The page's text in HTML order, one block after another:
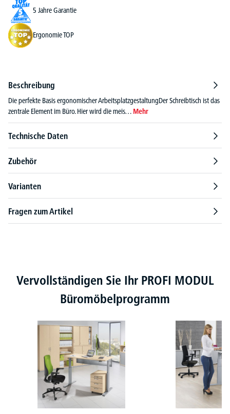
5 Jahre Garantie
Ergonomie TOP
Beschreibung
Die perfekte Basis ergonomischer ArbeitsplatzgestaltungDer Schreibtisch ist das
zentrale Element im Büro. Hier wird die meis… Mehr
Technische Daten
Zubehör
Varianten
Fragen zum Artikel
Produktgalerie überspringen
Vervollständigen Sie Ihr PROFI MODUL
Büromöbelprogramm